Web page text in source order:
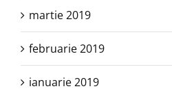
martie 2019
februarie 2019
ianuarie 2019